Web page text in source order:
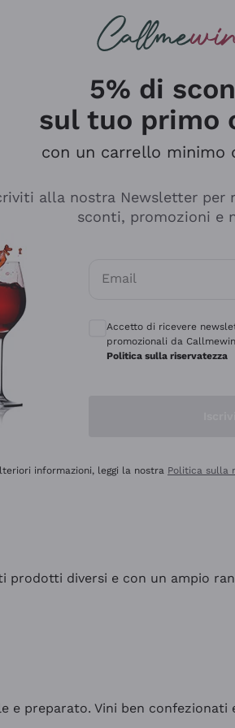
diversi e con un ampio
e preparato. Vini ben
5% di
sul tuo primo
con un carrello minimo
alla nostra Newsletter per
sconti, promozioni e
Email
Accetto di ricevere
promozionali da
Politica sulla riservatezza
informazioni, leggi la nostra Politica sulla